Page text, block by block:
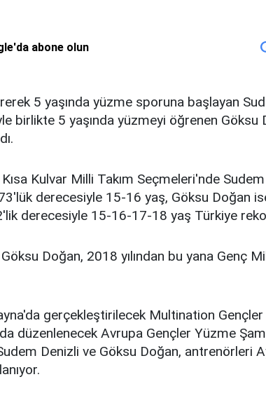
abone olun
5 yaşında yüzme sporuna başlayan
birlikte 5 yaşında yüzmeyi öğrenen
Kulvar Milli Takım Seçmeleri'nde
derecesiyle 15-16 yaş, Göksu Doğan
derecesiyle 15-16-17-18 yaş Türkiye
Doğan, 2018 yılından bu yana Genç
gerçekleştirilecek Multination
düzenlenecek Avrupa Gençler Yüzme
Denizli ve Göksu Doğan, antrenörleri